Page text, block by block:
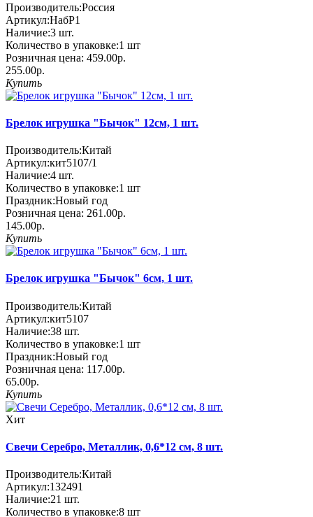
Производитель:Россия
Артикул:НабР1
Наличие:3 шт.
Количество в упаковке:1 шт
Розничная цена: 459.00р.
255.00р.
Купить
Брелок игрушка "Бычок" 12см, 1 шт.
Производитель:Китай
Артикул:кит5107/1
Наличие:4 шт.
Количество в упаковке:1 шт
Праздник:Новый год
Розничная цена: 261.00р.
145.00р.
Купить
Брелок игрушка "Бычок" 6см, 1 шт.
Производитель:Китай
Артикул:кит5107
Наличие:38 шт.
Количество в упаковке:1 шт
Праздник:Новый год
Розничная цена: 117.00р.
65.00р.
Купить
Хит
Свечи Серебро, Металлик, 0,6*12 см, 8 шт.
Производитель:Китай
Артикул:132491
Наличие:21 шт.
Количество в упаковке:8 шт